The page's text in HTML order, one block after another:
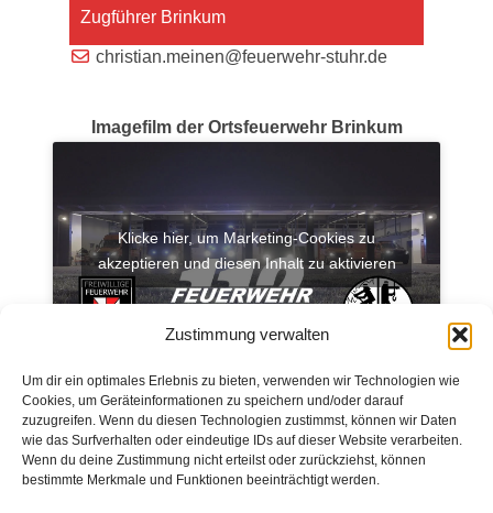
Zustimmung verwalten
Um dir ein optimales Erlebnis zu bieten, verwenden wir Technologien wie
Cookies, um Geräteinformationen zu speichern und/oder darauf
zuzugreifen. Wenn du diesen Technologien zustimmst, können wir Daten
wie das Surfverhalten oder eindeutige IDs auf dieser Website verarbeiten.
Wenn du deine Zustimmung nicht erteilst oder zurückziehst, können
bestimmte Merkmale und Funktionen beeinträchtigt werden.
Zugführer Brinkum
christian.meinen@feuerwehr-stuhr.de
Imagefilm der Ortsfeuerwehr Brinkum
Klicke hier, um Marketing-Cookies zu
akzeptieren und diesen Inhalt zu aktivieren